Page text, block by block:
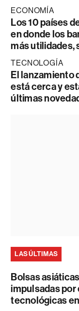
ECONOMÍA
Los 10 países
en donde los
más utilidades,
TECNOLOGÍA
El lanzamiento
está cerca y
últimas
LAS ÚLTIMAS
Bolsas
impulsadas por
tecnológicas